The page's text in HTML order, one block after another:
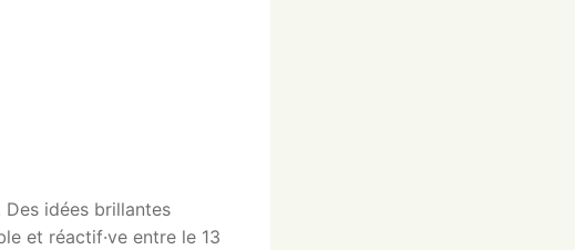
idées brillantes
et réactif·ve entre le 13